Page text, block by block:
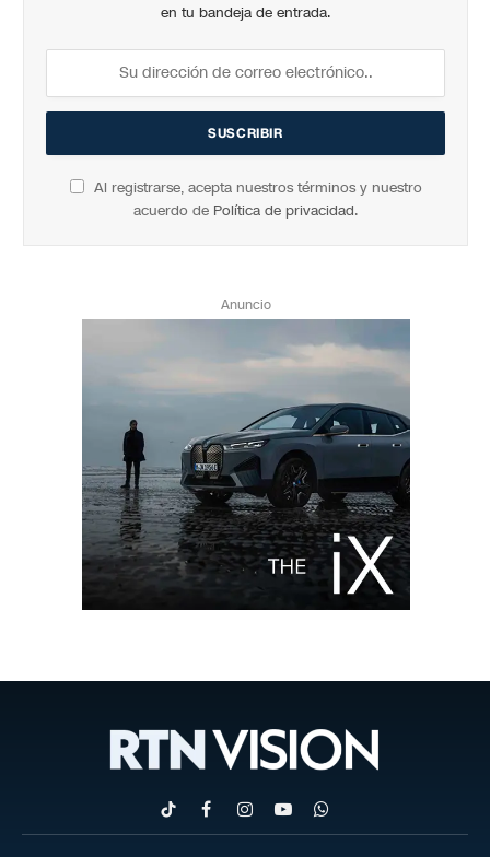
en tu bandeja de entrada.
Al registrarse, acepta nuestros términos y nuestro
acuerdo de Política de privacidad.
Anuncio
TikTokFacebookInstagram
YouTubeWhatsApp